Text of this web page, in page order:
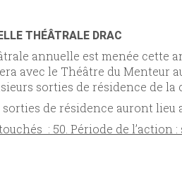
THÉÂTRALE DRAC
annuelle est menée cette
avec le Théâtre du Menteur
sorties de résidence de la
de résidence auront lieu
: 50. Période de l’action